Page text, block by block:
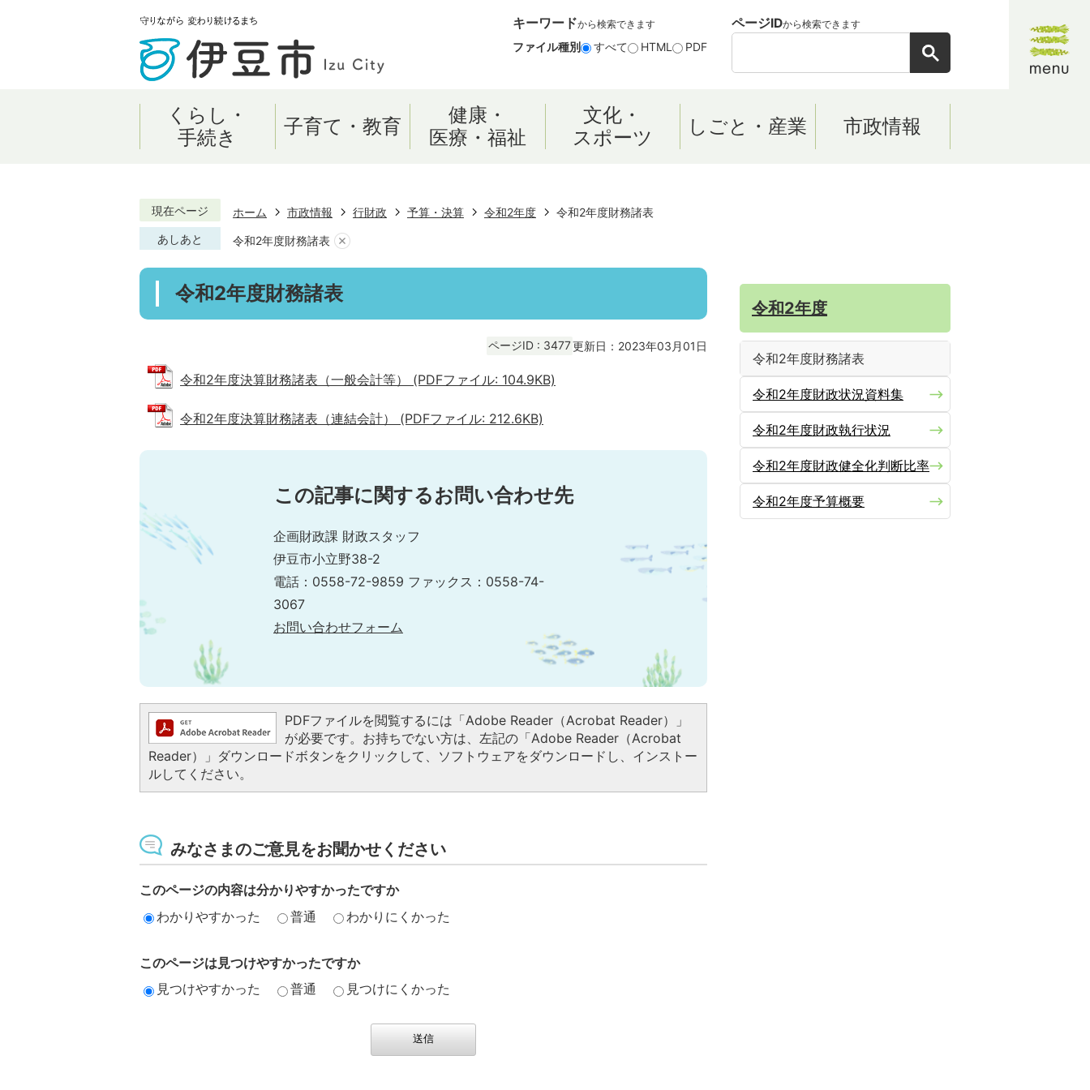
キーワードから検索できます
ファイル種別 すべて HTML PDF
ページIDから検索できます
くらし・
手続き
子育て・教育
健康・
医療・福祉
文化・
スポーツ
しごと・産業 市政情報
現在ページ ホーム 市政情報 行財政 予算・決算 令和2年度
令和2年度財務諸表
あしあと
令和2年度財務諸表
令和2年度財務諸表
ページID : 3477更新日：2023年03月01日
令和2年度決算財務諸表（一般会計等） (PDFファイル: 104.9KB)
令和2年度決算財務諸表（連結会計） (PDFファイル: 212.6KB)
この記事に関するお問い合わせ先
企画財政課 財政スタッフ
伊豆市小立野38-2
電話：0558-72-9859 ファックス：0558-74-
3067
お問い合わせフォーム
PDFファイルを閲覧するには「Adobe Reader（Acrobat Reader）」
が必要です。お持ちでない方は、左記の「Adobe Reader（Acrobat
Reader）」ダウンロードボタンをクリックして、ソフトウェアをダウンロードし、インストー
ルしてください。
みなさまのご意見をお聞かせください
このページの内容は分かりやすかったですか
わかりやすかった
普通 わかりにくかった
このページは見つけやすかったですか
見つけやすかった
普通 見つけにくかった
令和2年度
令和2年度財務諸表
令和2年度財政状況資料集
令和2年度財政執行状況
令和2年度財政健全化判断比率
令和2年度予算概要